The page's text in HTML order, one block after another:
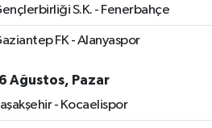
S.K. - Fenerbahçe
FK - Alanyaspor
Ağustos, Pazar
- Kocaelispor